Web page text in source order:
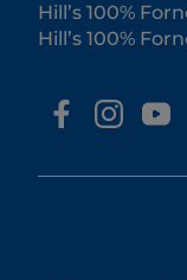
Hill’s 100%
Hill’s 100%